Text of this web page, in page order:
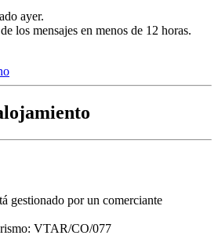
ayer.
los mensajes en menos de 12 horas.
gestionado por un comerciante
VTAR/CO/077